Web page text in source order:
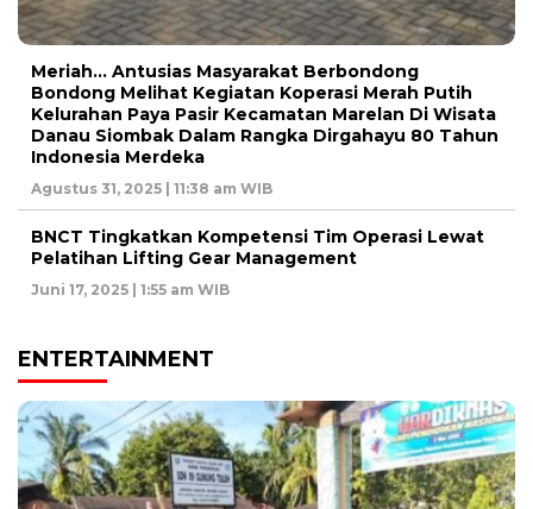
Meriah… Antusias Masyarakat Berbondong
Bondong Melihat Kegiatan Koperasi Merah Putih
Kelurahan Paya Pasir Kecamatan Marelan Di Wisata
Danau Siombak Dalam Rangka Dirgahayu 80 Tahun
Indonesia Merdeka
Agustus 31, 2025 | 11:38 am WIB
BNCT Tingkatkan Kompetensi Tim Operasi Lewat
Pelatihan Lifting Gear Management
Juni 17, 2025 | 1:55 am WIB
ENTERTAINMENT